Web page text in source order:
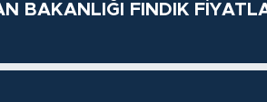
BAKANLIĞI FINDIK